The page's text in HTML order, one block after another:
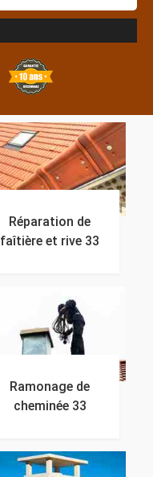
Réparation de
faîtière et rive 33
Ramonage de
cheminée 33